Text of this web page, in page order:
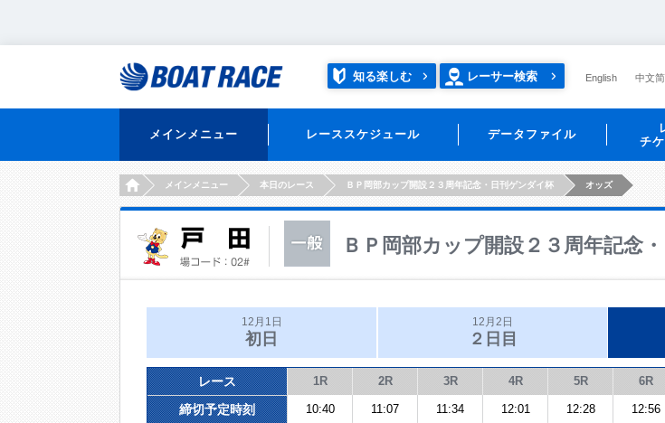
知る楽しむ レーサー検索 English 中文
メインメニュー レーススケジュール データファイル
チ
HOMEメインメニュー 本日のレース ＢＰ岡部カップ開設２３周年記念・日刊ゲンダイ杯 オッズ
ＢＰ岡部カップ開設２３周年記念
12月1日
初日
12月2日
２日目
レース 1R 2R 3R 4R 5R 6R
締切予定時刻 10:40 11:07 11:34 12:01 12:28 12:56